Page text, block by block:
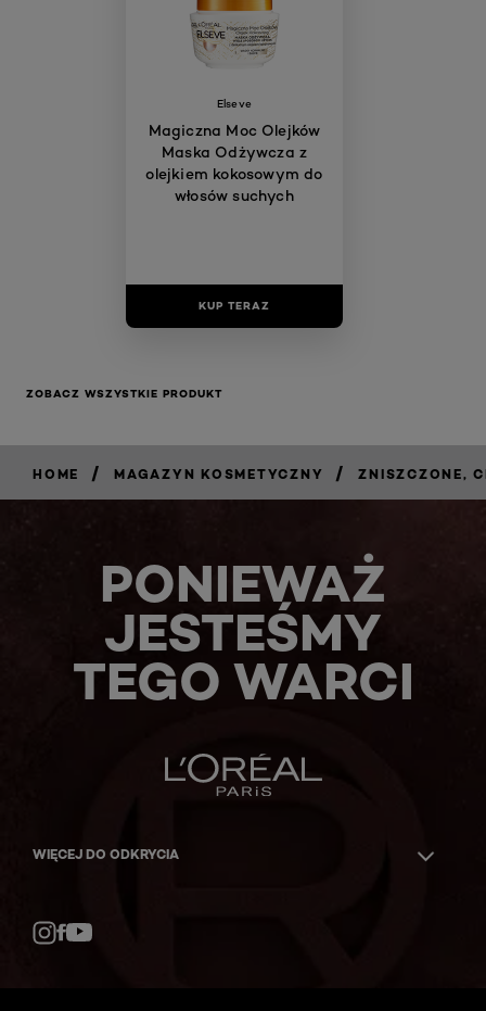
Elseve
Magiczna Moc Olejków
Maska Odżywcza z
olejkiem kokosowym do
włosów suchych
KUP TERAZ
ZOBACZ WSZYSTKIE PRODUKT
HOME / MAGAZYN KOSMETYCZNY / ZNISZCZONE,
PONIEWAŻ
JESTEŚMY
TEGO WARCI
WIĘCEJ DO ODKRYCIA